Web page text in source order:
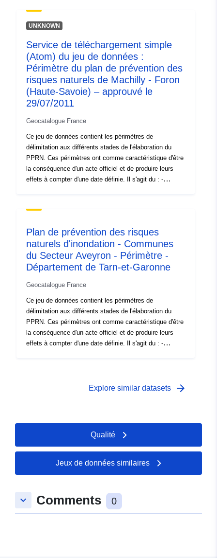
correspond au périmètre réglementé par le PPR
approuvé. Ce périmètre approuvé vaut servitude d'utilité
périmètre d'étude qui correspond à l'enveloppe dans
laquelle ont été étudiés les aléas.
UNKNOWN
Service de téléchargement simple
(Atom) du jeu de données :
Périmètre du plan de prévention des
risques naturels de Machilly - Foron
(Haute-Savoie) – approuvé le
29/07/2011
Geocatalogue France
Ce jeu de données contient les périmètres de
délimitation aux différents stades de l'élaboration du
PPRN. Ces périmètres ont comme caractéristique d'être
la conséquence d'un acte officiel et de produire leurs
effets à compter d'une date définie. Il s'agit du : -
d'exposition aux risques qui correspond au périmètre
vaut servitude d'utilité publique (PM1 pour les PPRN et
PM3 pour les PPRT) ; - périmètre d'étude qui correspond
à l'enveloppe dans laquelle ont été étudiés les aléas.
Plan de prévention des risques
naturels d'inondation - Communes
du Secteur Aveyron - Périmètre -
Département de Tarn-et-Garonne
Geocatalogue France
Ce jeu de données contient les périmètres de
délimitation aux différents stades de l'élaboration du
PPRN. Ces périmètres ont comme caractéristique d'être
la conséquence d'un acte officiel et de produire leurs
effets à compter d'une date définie. Il s'agit du : -
réglementé par le PPR approuvé. Ce périmètre approuvé
Explore similar datasets arrow_forward
Qualité
Jeux de données similaires
keyboard_arrow_down Comments 0